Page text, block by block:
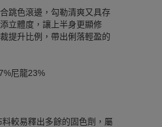
跳色滾邊，勾勒清爽又具存
立體度，讓上半身更顯修
提升比例，帶出俐落輕盈的
尼龍23%
較易釋出多餘的固色劑，屬